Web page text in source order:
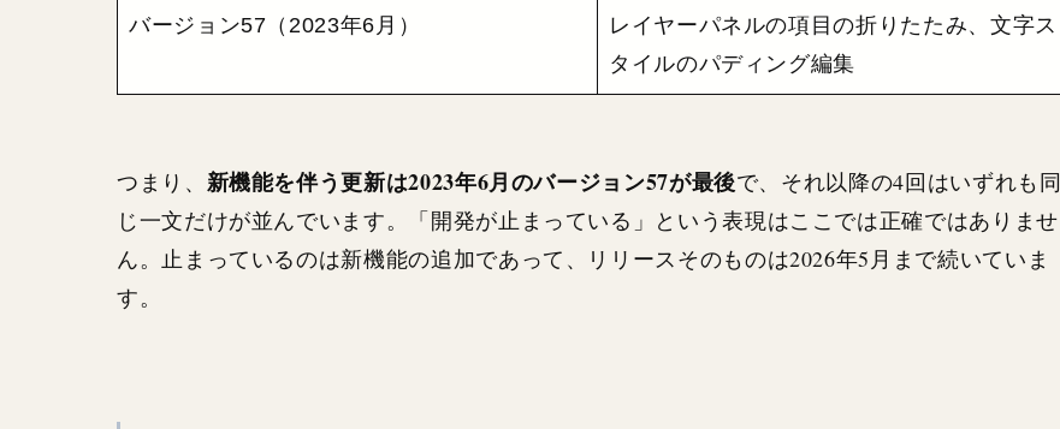
バージョン57（2023年6月）
レイヤーパネルの項目の折りたたみ、文字ス
タイルのパディング編集
つまり、 新機能を伴う更新は2023年6月のバージョン57が最後で、それ以降の4回はいずれも同
じ一文だけが並んでいます。「開発が止まっている」という表現はここでは正確ではありませ
ん。止まっているのは新機能の追加であって、リリースそのものは2026年5月まで続いていま
す。